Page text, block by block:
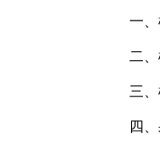
一
二
三
四